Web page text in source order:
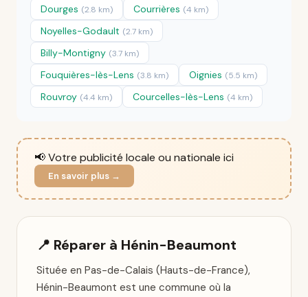
Dourges (2.8 km) Courrières (4 km)
Noyelles-Godault (2.7 km)
Billy-Montigny (3.7 km)
Fouquières-lès-Lens (3.8 km) Oignies (5.5 km)
Rouvroy (4.4 km) Courcelles-lès-Lens (4 km)
📢 Votre publicité locale ou nationale ici
En savoir plus →
📍 Réparer à Hénin-Beaumont
Située en Pas-de-Calais (Hauts-de-France),
Hénin-Beaumont est une commune où la